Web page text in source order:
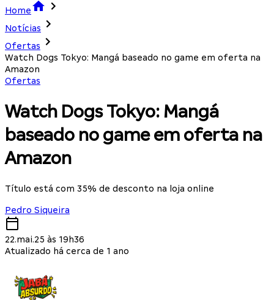
Home
Notícias
Ofertas
Watch Dogs Tokyo: Mangá baseado no game em oferta na
Amazon
Ofertas
Watch Dogs Tokyo: Mangá
baseado no game em oferta na
Amazon
Título está com 35% de desconto na loja online
Pedro Siqueira
22.mai.25 às 19h36
Atualizado há cerca de 1 ano